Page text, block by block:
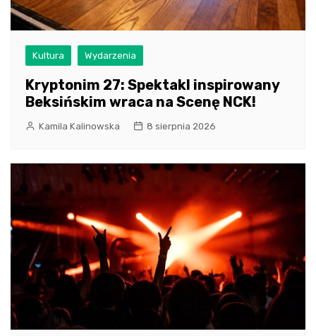
Kultura Wydarzenia
Kryptonim 27: Spektakl inspirowany
Beksińskim wraca na Scenę NCK!
Kamila Kalinowska 8 sierpnia 2026